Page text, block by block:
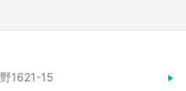
1621-15